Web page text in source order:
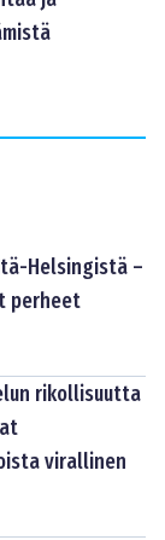
Helsingistä –
perheet
rikollisuutta
virallinen